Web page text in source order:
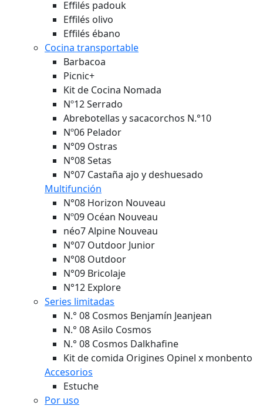
Effilés padouk
Effilés olivo
Effilés ébano
Cocina transportable
Barbacoa
Picnic+
Kit de Cocina Nomada
Nº12 Serrado
Abrebotellas y sacacorchos N.°10
Nº06 Pelador
N°09 Ostras
N°08 Setas
N°07 Castaña ajo y deshuesado
Multifunción
N°08 Horizon Nouveau
Nº09 Océan Nouveau
néo7 Alpine Nouveau
N°07 Outdoor Junior
N°08 Outdoor
N°09 Bricolaje
N°12 Explore
Series limitadas
N.° 08 Cosmos Benjamín Jeanjean
N.° 08 Asilo Cosmos
N.° 08 Cosmos Dalkhafine
Kit de comida Origines Opinel x monbento
Accesorios
Estuche
Por uso